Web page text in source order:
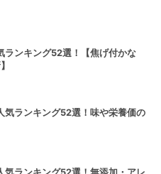
ランキング52選！【焦げ付かな
気ランキング52選！味や栄養価の